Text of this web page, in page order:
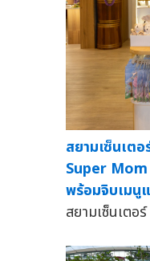
สยามเซ็นเต
Super
พร้อมจิบเมนู
สยามเซ็นเตอ